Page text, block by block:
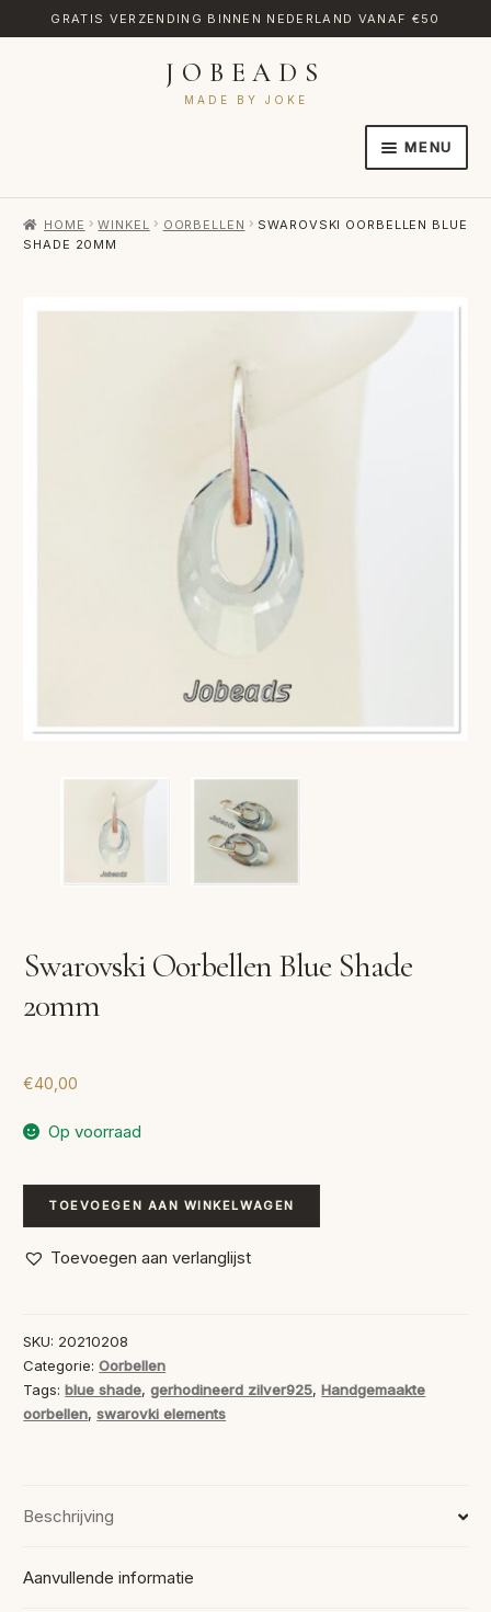
GRATIS VERZENDING BINNEN NEDERLAND VANAF €50
JOBEADS
MADE BY JOKE
MENU
AFREKENEN
HOME WINKEL OORBELLEN
SWAROVSKI OORBELLEN BLUE
SHADE 20MM
Swarovski Oorbellen Blue Shade
20mm
€40,00
Op voorraad
Swarovski
Oorbellen
Blue
aantal
TOEVOEGEN AAN WINKELWAGEN
Toevoegen aan verlanglijst
SKU: 20210208
Categorie:Oorbellen
Tags:blue shade,gerhodineerd zilver925,Handgemaakte
oorbellen,swarovki elements
Beschrijving
Aanvullende informatie